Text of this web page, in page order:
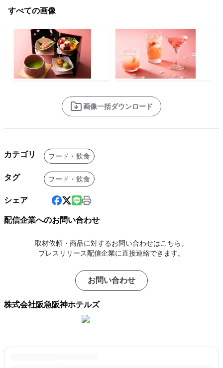
すべての画像
画像一括ダウンロード
カテゴリ フード・飲食
タグ フード・飲食
シェア
配信企業へのお問い合わせ
取材依頼・商品に対するお問い合わせはこちら。
プレスリリース配信企業に直接連絡できます。
お問い合わせ
株式会社阪急阪神ホテルズ